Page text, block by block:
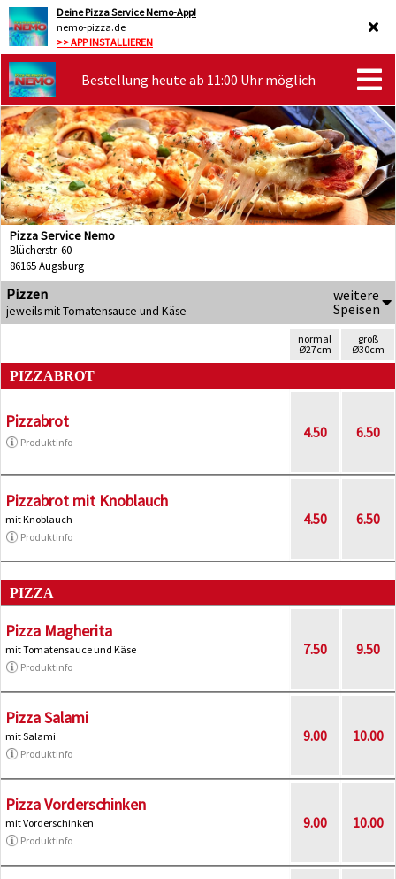
Deine Pizza Service Nemo-App!
nemo-pizza.de
>> APP INSTALLIEREN
Bestellung heute ab 11:00 Uhr möglich
Pizza Service Nemo
Blücherstr. 60
86165 Augsburg
Pizzen
jeweils mit Tomatensauce und Käse
weitere
Speisen
normal
Ø27cm
groß
Ø30cm
PIZZABROT
Pizzabrot
Produktinfo
4.50 6.50
Pizzabrot mit Knoblauch
mit Knoblauch
Produktinfo
4.50 6.50
PIZZA
Pizza Magherita
mit Tomatensauce und Käse
Produktinfo
7.50 9.50
Pizza Salami
mit Salami
Produktinfo
9.00 10.00
Pizza Vorderschinken
mit Vorderschinken
Produktinfo
9.00 10.00